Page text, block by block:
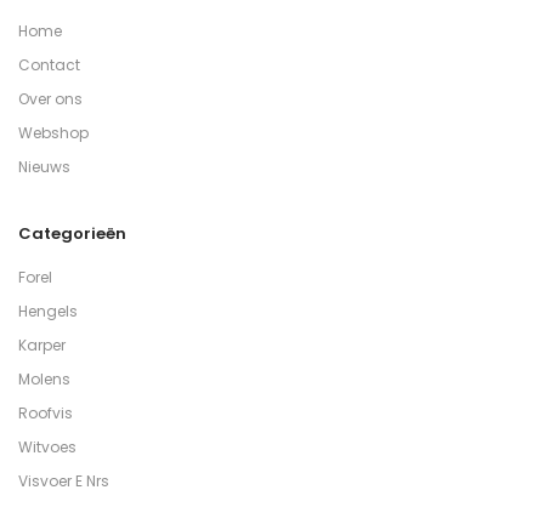
Home
Contact
Over ons
Webshop
Nieuws
Categorieën
Forel
Hengels
Karper
Molens
Roofvis
Witvoes
Visvoer E Nrs